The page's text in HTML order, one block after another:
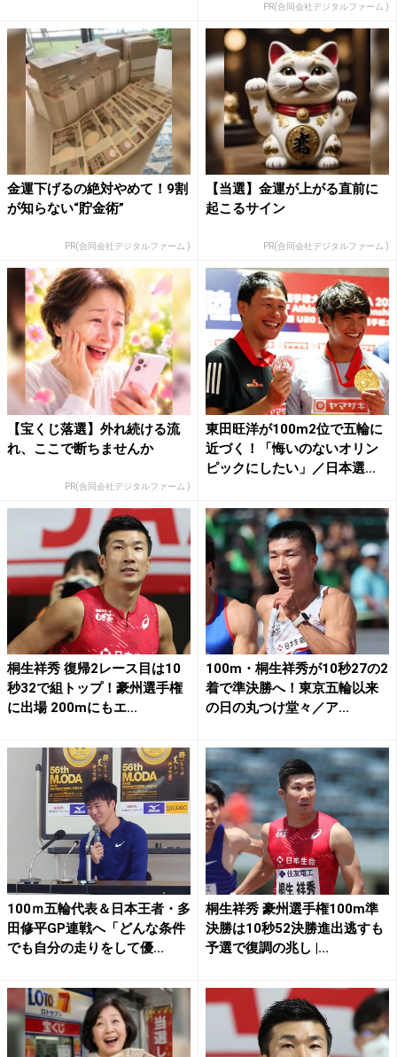
PR(合同会社デジタルファーム )
金運下げるの絶対やめて！9割
が知らない“貯金術”
PR(合同会社デジタルファーム )
【当選】金運が上がる直前に
起こるサイン
PR(合同会社デジタルファーム )
【宝くじ落選】外れ続ける流
れ、ここで断ちませんか
PR(合同会社デジタルファーム )
東田旺洋が100m2位で五輪に
近づく！「悔いのないオリン
ピックにしたい」／日本選...
桐生祥秀 復帰2レース目は10
秒32で組トップ！豪州選手権
に出場 200mにもエ...
100m・桐生祥秀が10秒27の2
着で準決勝へ！東京五輪以来
の日の丸つけ堂々／ア...
100ｍ五輪代表＆日本王者・多
田修平GP連戦へ「どんな条件
でも自分の走りをして優...
桐生祥秀 豪州選手権100m準
決勝は10秒52決勝進出逃すも
予選で復調の兆し |...